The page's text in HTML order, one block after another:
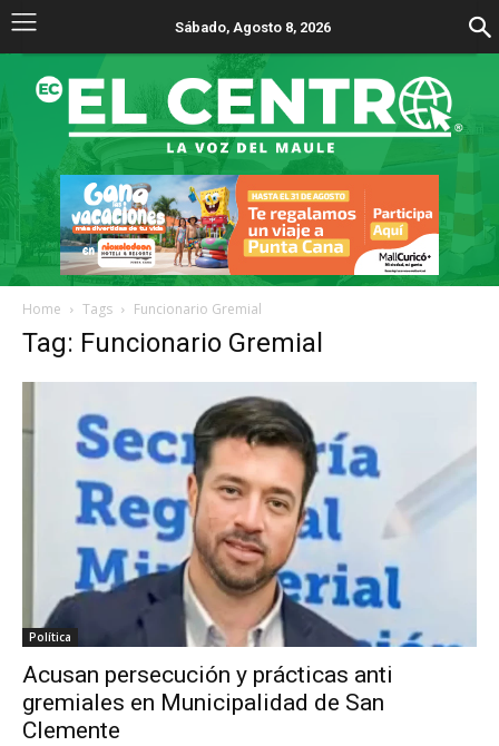
Sábado, Agosto 8, 2026
Home Tags Funcionario Gremial
Tag: Funcionario Gremial
Política
Acusan persecución y prácticas anti
gremiales en Municipalidad de San
Clemente